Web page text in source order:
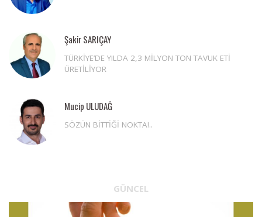
Şakir SARIÇAY
TÜRKİYE’DE YILDA 2,3 MİLYON TON TAVUK ETİ
ÜRETİLİYOR
Mucip ULUDAĞ
SÖZÜN BİTTİĞİ NOKTA!..
GÜNCEL